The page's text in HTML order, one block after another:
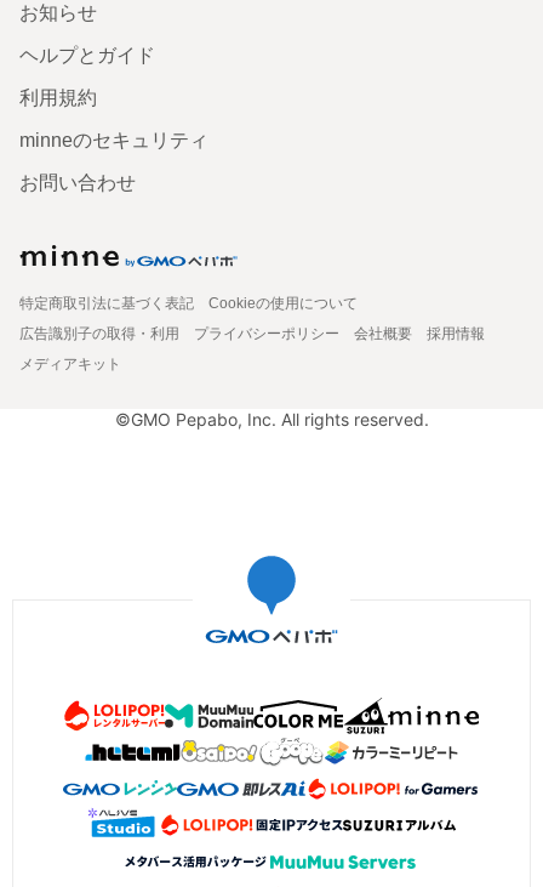
お知らせ
ヘルプとガイド
利用規約
minneのセキュリティ
お問い合わせ
特定商取引法に基づく表記
Cookieの使用について
広告識別子の取得・利用
プライバシーポリシー 会社概要
採用情報
メディアキット
©GMO Pepabo, Inc. All rights reserved.